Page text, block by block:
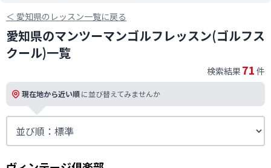
＜ 愛知県のレッスン一覧に戻る
愛知県のマンツーマンゴルフレッスン(ゴルフス
クール)一覧
検索結果 71 件
現在地から近い順に並び替えてみませんか